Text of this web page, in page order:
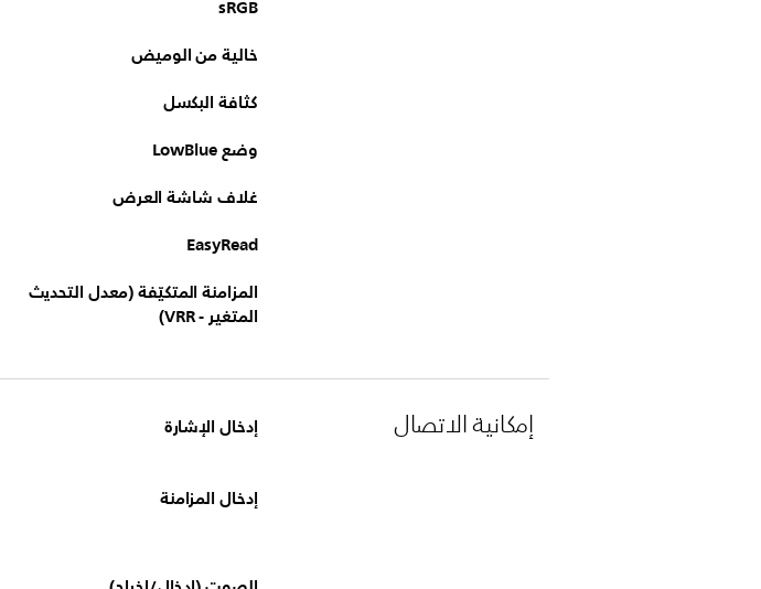
sRGB
خالية من الوميض
كثافة البكسل
وضع LowBlue
غلاف شاشة العرض
EasyRead
المزامنة المتكيّفة (معدل التحديث
المتغير - VRR)
إمكانية الاتصال إدخال الإشارة
إدخال المزامنة